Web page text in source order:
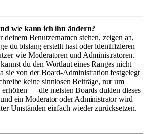
wie kann ich ihn ändern?
deinem Benutzernamen stehen, zeigen an,
du bislang erstellt hast oder identifizieren
wie Moderatoren und Administratoren.
du den Wortlaut eines Ranges nicht
sie von der Board-Administration festgelegt
keine sinnlosen Beiträge, nur um
erhöhen — die meisten Boards dulden dieses
ein Moderator oder Administrator wird
Umständen einfach wieder zurücksetzen.